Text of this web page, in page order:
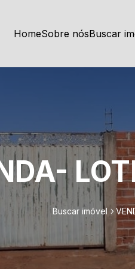
HomeSobre nósBuscar
Buscar imóvel